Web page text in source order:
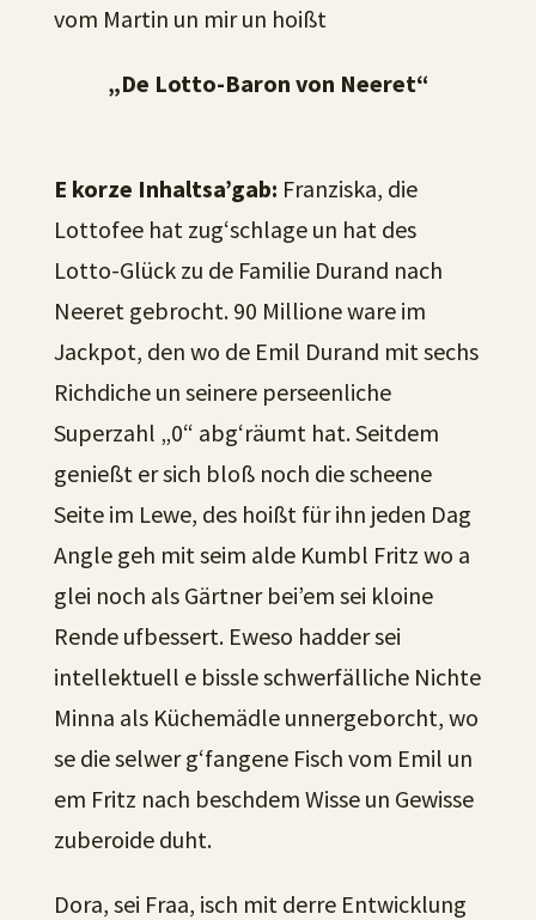
vom Martin un mir un hoißt
„De Lotto-Baron von Neeret“
E korze Inhaltsa’gab: Franziska, die
Lottofee hat zug‘schlage un hat des
Lotto-Glück zu de Familie Durand nach
Neeret gebrocht. 90 Millione ware im
Jackpot, den wo de Emil Durand mit sechs
Richdiche un seinere perseenliche
Superzahl „0“ abg‘räumt hat. Seitdem
genießt er sich bloß noch die scheene
Seite im Lewe, des hoißt für ihn jeden Dag
Angle geh mit seim alde Kumbl Fritz wo a
glei noch als Gärtner bei’em sei kloine
Rende ufbessert. Eweso hadder sei
intellektuell e bissle schwerfälliche Nichte
Minna als Küchemädle unnergeborcht, wo
se die selwer g‘fangene Fisch vom Emil un
em Fritz nach beschdem Wisse un Gewisse
zuberoide duht.
Dora, sei Fraa, isch mit derre Entwicklung